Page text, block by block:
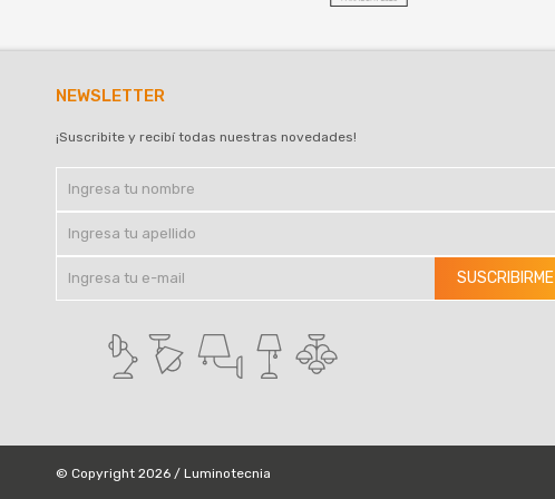
NEWSLETTER
¡Suscribite y recibí todas nuestras novedades!
SUSCRIBIRME
© Copyright 2026 / Luminotecnia